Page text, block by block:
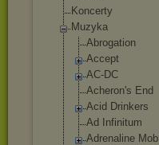
Koncerty
Muzyka
Abrogation
Accept
AC-DC
Acheron's End
Acid Drinkers
Ad Infinitum
Adrenaline Mob